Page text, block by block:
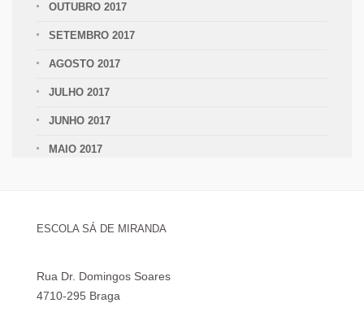
OUTUBRO 2017
SETEMBRO 2017
AGOSTO 2017
JULHO 2017
JUNHO 2017
MAIO 2017
ESCOLA SÁ DE MIRANDA
Rua Dr. Domingos Soares
4710-295 Braga